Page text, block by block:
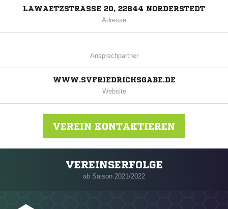
LAWAETZSTRASSE 20, 22844 NORDERSTEDT
Adresse
Ansprechpartner
WWW.SVFRIEDRICHSGABE.DE
Website
VEREIN KONTAKTIEREN
Nachricht an Friedrichsgabe
VEREINSERFOLGE
ab Saison 2021/2022